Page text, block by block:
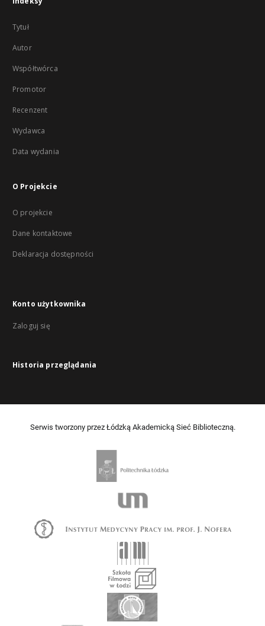
Tytuł
Autor
Współtwórca
Promotor
Recenzent
Wydawca
Data wydania
O Projekcie
O projekcie
Dane kontaktowe
Deklaracja dostępności
Konto użytkownika
Zaloguj się
Historia przeglądania
Serwis tworzony przez Łódzką Akademicką Sieć Biblioteczną.